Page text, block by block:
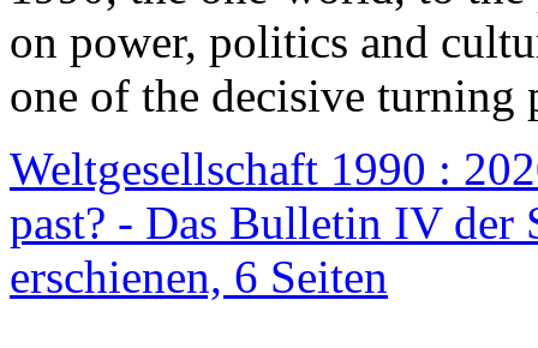
on power, politics and
one of the decisive turning
Weltgesellschaft 1990 :
past? - Das Bulletin IV der
erschienen, 6 Seiten